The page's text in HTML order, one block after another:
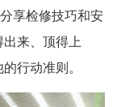
享检修技巧和安
来、顶得上
行动准则。